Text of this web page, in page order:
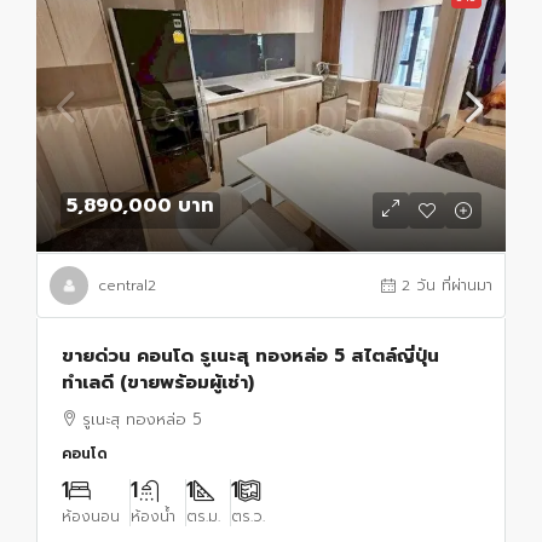
5,890,000 บาท
central2 2 วัน ที่ผ่านมา
ขายด่วน คอนโด รูเนะสุ ทองหล่อ 5 สไตล์ญี่ปุ่น
ทำเลดี (ขายพร้อมผู้เช่า)
รูเนะสุ ทองหล่อ 5
คอนโด
1
ห้องนอน
1
ห้องน้ำ
1
ตร.ม.
1
ตร.ว.